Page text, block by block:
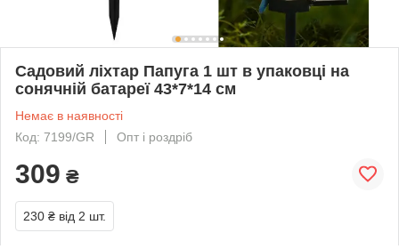
Садовий ліхтар Папуга 1 шт в упаковці на
сонячній батареї 43*7*14 см
Немає в наявності
Код: 7199/GR
Опт і роздріб
309 ₴
230 ₴ від 2 шт.